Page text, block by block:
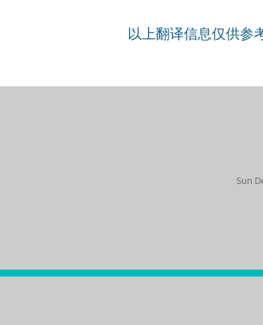
以上翻译信息仅供参
Sun